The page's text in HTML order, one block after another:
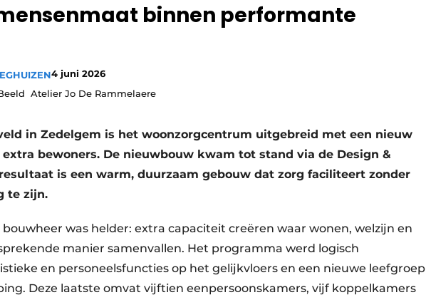
statement
binnen performante
4 juni 2026
Atelier Jo De Rammelaere
in Zedelgem is het woonzorgcentrum uitgebreid met een nieuw
bewoners. De nieuwbouw kwam tot stand via de Design &
is een warm, duurzaam gebouw dat zorg faciliteert zonder
te zijn.
was helder: extra capaciteit creëren waar wonen, welzijn en
manier samenvallen. Het programma werd logisch
en personeelsfuncties op het gelijkvloers en een nieuwe leefgroep
Deze laatste omvat vijftien eenpersoonskamers, vijf koppelkamers